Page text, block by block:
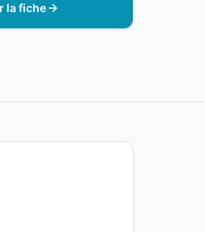
la fiche